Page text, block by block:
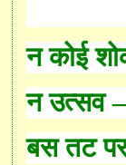
न कोई
न उत्सव
बस तट